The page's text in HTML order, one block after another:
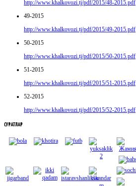
http://www.khalkovozi.tj/pdf/2015/48-2015.pdf
49-2015
http://www.khalkovozi.tj/pdf/2015/49-2015.pdf
50-2015
http://www.khalkovozi.tj/pdf/2015/50-2015.pdf
51-2015
http://www.khalkovozi.tj/pdf/2015/51-2015.pdf
52-2015
http://www.khalkovozi.tj/pdf/2015/52-2015.pdf
СУРАТЛАР